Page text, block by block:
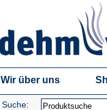
Wir über uns
Suche: